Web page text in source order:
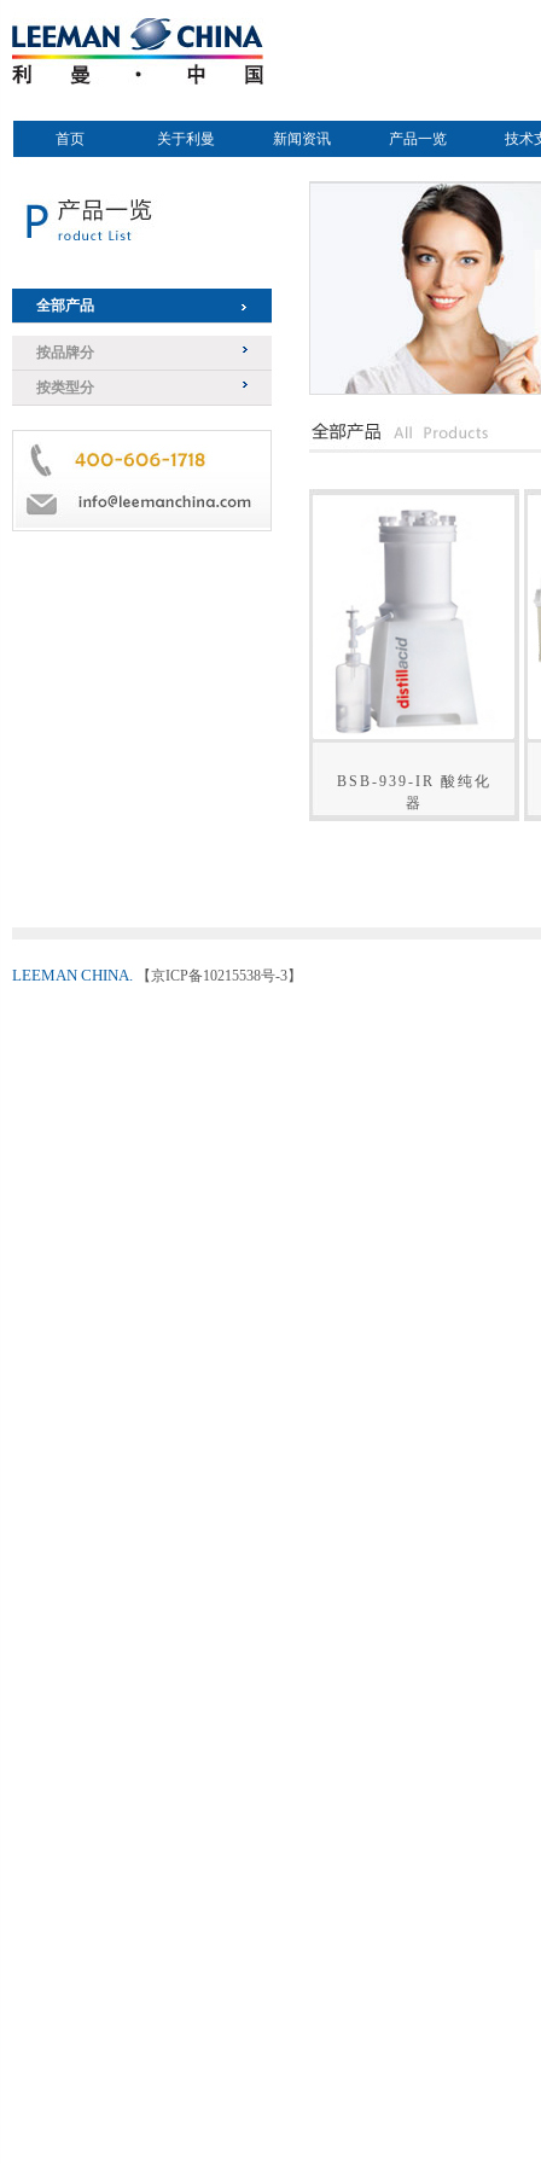
首页 关于利曼 新闻资讯 产品一览 技术
全部产品
按品牌分
按类型分
BSB-939-IR 酸纯化
器
LEEMAN CHINA. 【京ICP备10215538号-3】